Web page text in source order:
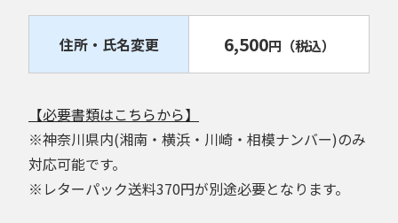
住所・氏名変更 6,500円 （税込）
【必要書類はこちらから】
※神奈川県内(湘南・横浜・川崎・相模ナンバー)のみ
対応可能です。
※レターパック送料370円が別途必要となります。